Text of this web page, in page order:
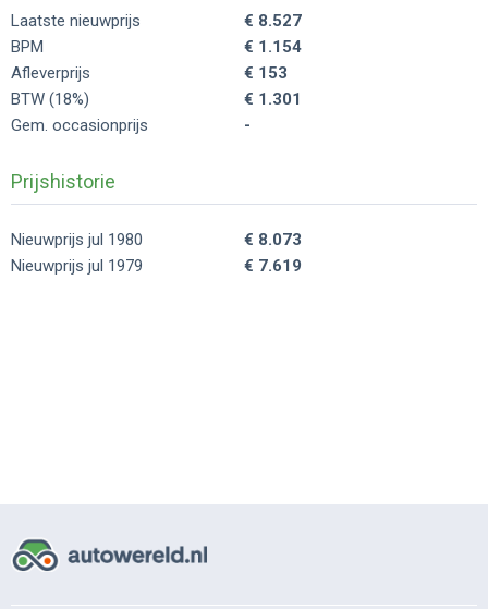
Laatste nieuwprijs
€ 8.527
BPM
€ 1.154
Afleverprijs
€ 153
BTW (18%)
€ 1.301
Gem. occasionprijs
-
Prijshistorie
Nieuwprijs jul 1980
€ 8.073
Nieuwprijs jul 1979
€ 7.619